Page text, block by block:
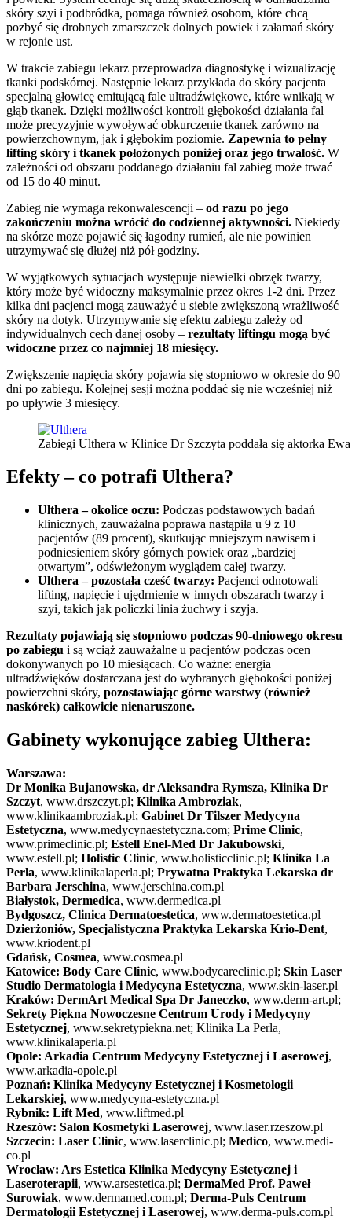
skóry szyi i podbródka, pomaga również osobom, które chcą
pozbyć się drobnych zmarszczek dolnych powiek i załamań skóry
w rejonie ust.
W trakcie zabiegu lekarz przeprowadza diagnostykę i wizualizację
tkanki podskórnej. Następnie lekarz przykłada do skóry pacjenta
specjalną głowicę emitującą fale ultradźwiękowe, które wnikają w
głąb tkanek. Dzięki możliwości kontroli głębokości działania fal
może precyzyjnie wywoływać obkurczenie tkanek zarówno na
powierzchownym, jak i głębokim poziomie. Zapewnia to pełny
lifting skóry i tkanek położonych poniżej oraz jego trwałość. W
zależności od obszaru poddanego działaniu fal zabieg może trwać
od 15 do 40 minut.
Zabieg nie wymaga rekonwalescencji – od razu po jego
zakończeniu można wrócić do codziennej aktywności. Niekiedy
na skórze może pojawić się łagodny rumień, ale nie powinien
utrzymywać się dłużej niż pół godziny.
W wyjątkowych sytuacjach występuje niewielki obrzęk twarzy,
który może być widoczny maksymalnie przez okres 1-2 dni. Przez
kilka dni pacjenci mogą zauważyć u siebie zwiększoną wrażliwość
skóry na dotyk. Utrzymywanie się efektu zabiegu zależy od
indywidualnych cech danej osoby – rezultaty liftingu mogą być
widoczne przez co najmniej 18 miesięcy.
Zwiększenie napięcia skóry pojawia się stopniowo w okresie do 90
dni po zabiegu. Kolejnej sesji można poddać się nie wcześniej niż
po upływie 3 miesięcy.
Zabiegi Ulthera w Klinice Dr Szczyta poddała się aktorka
Efekty – co potrafi Ulthera?
Ulthera – okolice oczu: Podczas podstawowych badań
klinicznych, zauważalna poprawa nastąpiła u 9 z 10
pacjentów (89 procent), skutkując mniejszym nawisem i
podniesieniem skóry górnych powiek oraz „bardziej
otwartym”, odświeżonym wyglądem całej twarzy.
Ulthera – pozostała cześć twarzy: Pacjenci odnotowali
lifting, napięcie i ujędrnienie w innych obszarach twarzy i
szyi, takich jak policzki linia żuchwy i szyja.
Rezultaty pojawiają się stopniowo podczas 90-dniowego okresu
po zabiegu i są wciąż zauważalne u pacjentów podczas ocen
dokonywanych po 10 miesiącach. Co ważne: energia
ultradźwięków dostarczana jest do wybranych głębokości poniżej
powierzchni skóry, pozostawiając górne warstwy (również
naskórek) całkowicie nienaruszone.
Gabinety wykonujące zabieg Ulthera:
Warszawa:
Dr Monika Bujanowska, dr Aleksandra Rymsza, Klinika Dr
Szczyt, www.drszczyt.pl; Klinika Ambroziak,
www.klinikaambroziak.pl; Gabinet Dr Tilszer Medycyna
Estetyczna, www.medycynaestetyczna.com; Prime Clinic,
www.primeclinic.pl; Estell Enel-Med Dr Jakubowski,
www.estell.pl; Holistic Clinic, www.holisticclinic.pl; Klinika La
Perla, www.klinikalaperla.pl; Prywatna Praktyka Lekarska dr
Barbara Jerschina, www.jerschina.com.pl
Białystok, Dermedica, www.dermedica.pl
Bydgoszcz, Clinica Dermatoestetica, www.dermatoestetica.pl
Dzierżoniów, Specjalistyczna Praktyka Lekarska Krio-Dent,
www.kriodent.pl
Gdańsk, Cosmea, www.cosmea.pl
Katowice: Body Care Clinic, www.bodycareclinic.pl; Skin Laser
Studio Dermatologia i Medycyna Estetyczna, www.skin-laser.pl
Kraków: DermArt Medical Spa Dr Janeczko, www.derm-art.pl;
Sekrety Piękna Nowoczesne Centrum Urody i Medycyny
Estetycznej, www.sekretypiekna.net; Klinika La Perla,
www.klinikalaperla.pl
Opole: Arkadia Centrum Medycyny Estetycznej i Laserowej,
www.arkadia-opole.pl
Poznań: Klinika Medycyny Estetycznej i Kosmetologii
Lekarskiej, www.medycyna-estetyczna.pl
Rybnik: Lift Med, www.liftmed.pl
Rzeszów: Salon Kosmetyki Laserowej, www.laser.rzeszow.pl
Szczecin: Laser Clinic, www.laserclinic.pl; Medico, www.medi-
co.pl
Wrocław: Ars Estetica Klinika Medycyny Estetycznej i
Laseroterapii, www.arsestetica.pl; DermaMed Prof. Paweł
Surowiak, www.dermamed.com.pl; Derma-Puls Centrum
Dermatologii Estetycznej i Laserowej, www.derma-puls.com.pl